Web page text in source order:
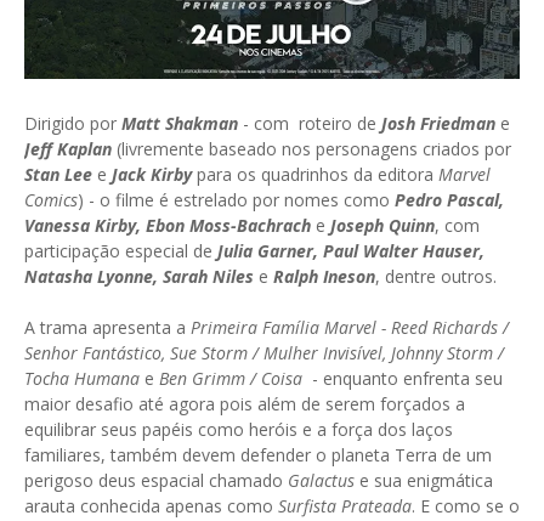
Dirigido por Matt Shakman - com roteiro de Josh Friedman e
Jeff Kaplan (livremente baseado nos personagens criados por
Stan Lee e Jack Kirbypara os quadrinhos da editora Marvel
Comics) - o filme é estrelado por nomes como Pedro Pascal,
Vanessa Kirby, Ebon Moss-Bachrach e Joseph Quinn, com
participação especial de Julia Garner, Paul Walter Hauser,
Natasha Lyonne, Sarah Niles e Ralph Ineson, dentre outros.
A trama apresenta a Primeira Família Marvel - Reed Richards /
Senhor Fantástico, Sue Storm / Mulher Invisível, Johnny Storm /
Tocha Humana e Ben Grimm / Coisa - enquanto enfrenta seu
maior desafio até agora pois além de serem forçados a
equilibrar seus papéis como heróis e a força dos laços
familiares, também devem defender o planeta Terra de um
perigoso deus espacial chamado Galactus e sua enigmática
arauta conhecida apenas como Surfista Prateada. E como se o